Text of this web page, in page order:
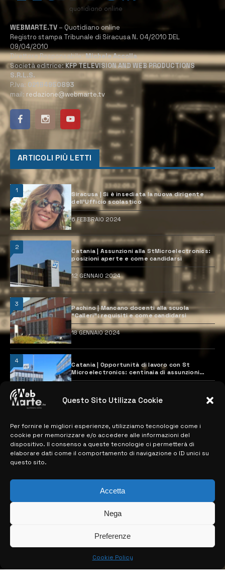
Questo Sito Utilizza Cookie
Per fornire le migliori esperienze, utilizziamo tecnologie come i
cookie per memorizzare e/o accedere alle informazioni del
dispositivo. Il consenso a queste tecnologie ci permetterà di
elaborare dati come il comportamento di navigazione o ID unici su
questo sito.
Accetta
Nega
Preferenze
Cookie Policy
WEBMARTE.TV – Quotidiano online
Registro stampa Tribunale di Siracusa N. 04/2010 DEL
09/04/2010
Direttore Responsabile:Michele Accolla
Società editrice:KFP TELEVISION AND WEB PRODUCTIONS
S.R.L.S.
P.Iva: 02184950893
mail: redazione@webmarte.tv
ARTICOLI PIÙ LETTI
1
Siracusa | Si è insediata la nuova dirigente
dell’Ufficio scolastico
6 FEBBRAIO 2024
2
Catania | Assunzioni alla StMicroelectronics:
posizioni aperte e come candidarsi
12 GENNAIO 2024
3
Pachino | Mancano docenti alla scuola
“Calleri”: requisiti e come candidarsi
18 GENNAIO 2024
4
Catania | Opportunità di lavoro con St
Microelectronics: centinaia di assunzioni
previste
MAPPA DEL SITO
> NOTIZIE